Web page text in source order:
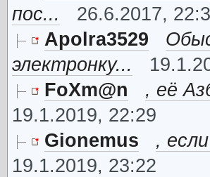
пос...
26.6.2017,
Apolra3529
электронку...
FoXm@n
, её
19.1.2019, 22:29
Gionemus
,
19.1.2019, 23:22